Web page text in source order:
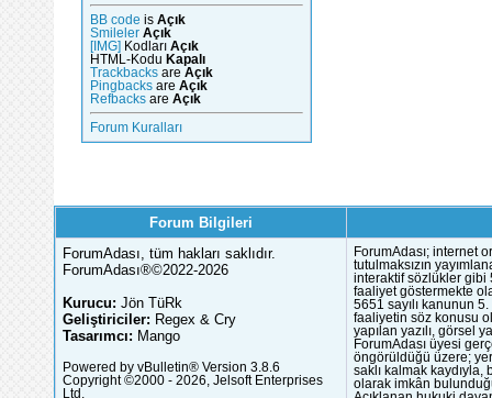
BB code is Açık
Smileler Açık
[IMG]
Kodları Açık
HTML-Kodu Kapalı
Trackbacks are Açık
Pingbacks are Açık
Refbacks are Açık
Forum Kuralları
Forum Bilgileri
ForumAdası, tüm hakları saklıdır.
ForumAdası®©2022-2026
Kurucu: Jön TüRk
Geliştiriciler: Regex & Cry
Tasarımcı: Mango
Powered by vBulletin® Version 3.8.6
Copyright ©2000 - 2026, Jelsoft Enterprises
Ltd.
ForumAdası; internet
tutulmaksızın
interaktif sözlükler gibi
faaliyet göstermekte
5651 sayılı kanunun
faaliyetin söz konusu
yapılan yazılı, görsel
ForumAdası üyesi
öngörüldüğü üzere;
saklı kalmak
olarak imkân